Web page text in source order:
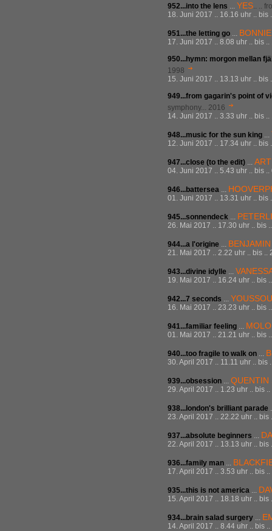
952...into the lens ... YES.. ..
18. Juni 2017 .. 16.16 uhr ..
951...the letting go ...
17. Juni 2017 .. 8.08 uhr .. bis
950...hymn: morgon mellan
1998
15. Juni 2017 .. 13.13 uhr ..
949...from gagarin's point of
symphony... 2016
14. Juni 2017 .. 3.33 uhr .. bis
948...music for the sun king ...
12. Juni 2017 .. 17.34 uhr ..
947...close (to the edit) ...
04. Juni 2017 .. 5.43 uhr .. bis
946...battersea ...
01. Juni 2017 .. 13.31 uhr ..
945...sonnendeck ...
26. Mai 2017 .. 17.30 uhr .. bis
944...a l'origine ...
21. Mai 2017 .. 2.22 uhr .. bis ..
943...divine idylle ...
19. Mai 2017 .. 16.24 uhr .. bis
942...7 seconds ...
16. Mai 2017 .. 23.23 uhr .. bis
941...familiar feeling ...
01. Mai 2017 .. 21.21 uhr .. bis
940...too fragile to walk on ...
30. April 2017 .. 11.11 uhr ..
939...obsession ... QUENTIN
29. April 2017 .. 1.23 uhr .. bis
938...london's brilliant parade
23. April 2017 .. 22.22 uhr ..
937...absolute beginners ...
22. April 2017 .. 13.13 uhr ..
936...family man ...
17. April 2017 .. 3.53 uhr .. bis
935...this is not america ...
15. April 2017 .. 18.18 uhr ..
934...brain salad surgery ...
14. April 2017 .. 8.44 uhr .. bis